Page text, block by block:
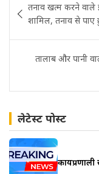
navigation
तनाव खत्म करने वाले
शामिल, तनाव से पाए
तालाब और पानी
लेटेस्ट पोस्ट